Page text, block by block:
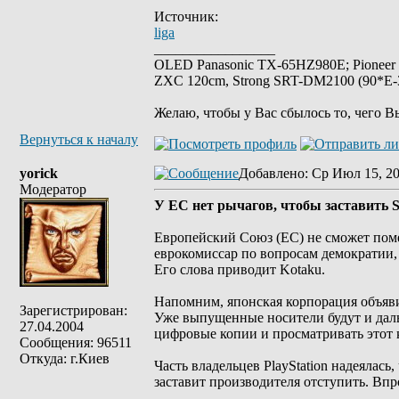
Источник:
liga
OLED Panasonic TX-65HZ980E;
ZXC 120cm, Strong SRT-DM2100
Желаю, чтобы у Вас сбылось то, чего
Вернуться к началу
yorick
Модератор
Зарегистрирован:
27.04.2004
Сообщения: 96511
Откуда: г.Киев
Добавлено: Ср Июл 15,
У ЕС нет рычагов, чтобы заставить
Европейский Союз (ЕС) не сможет
еврокомиссар по вопросам
Его слова приводит Kotaku.
Напомним, японская корпорация
Уже выпущенные носители будут и
цифровые копии и просматривать этот
Часть владельцев PlayStation
заставит производителя отступить.